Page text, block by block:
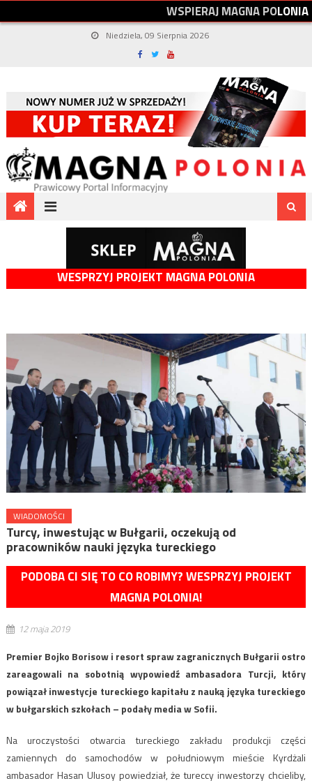
WSPIERAJMAGNAPOLONIA
Niedziela, 09 Sierpnia 2026
WESPRZYJ PROJEKT MAGNA POLONIA
WIADOMOŚCI
Turcy, inwestując w Bułgarii, oczekują od
pracowników nauki języka tureckiego
PODOBA CI SIĘ TO CO ROBIMY? WESPRZYJ PROJEKT
MAGNA POLONIA!
12 maja 2019
Premier Bojko Borisow i resort spraw zagranicznych Bułgarii ostro
zareagowali na sobotnią wypowiedź ambasadora Turcji, który
powiązał inwestycje tureckiego kapitału z nauką języka tureckiego
w bułgarskich szkołach – podały media w Sofii.
Na uroczystości otwarcia tureckiego zakładu produkcji części
zamiennych do samochodów w południowym mieście Kyrdżali
ambasador Hasan Ulusoy powiedział, że tureccy inwestorzy chcieliby,